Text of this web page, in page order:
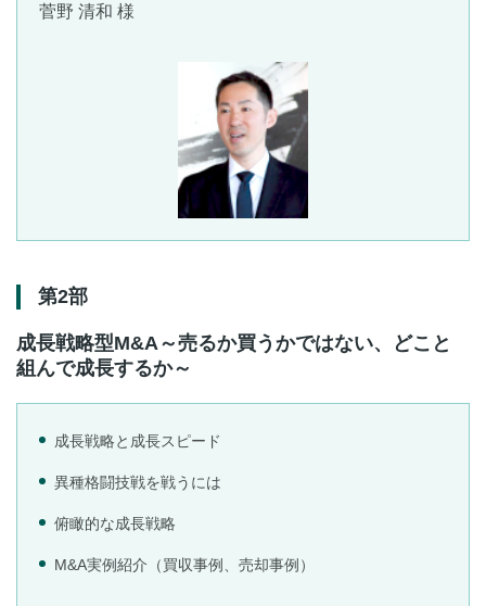
菅野 清和 様
第2部
成長戦略型M&A～売るか買うかではない、どこと
組んで成長するか～
成長戦略と成長スピード
異種格闘技戦を戦うには
俯瞰的な成長戦略
M&A実例紹介（買収事例、売却事例）